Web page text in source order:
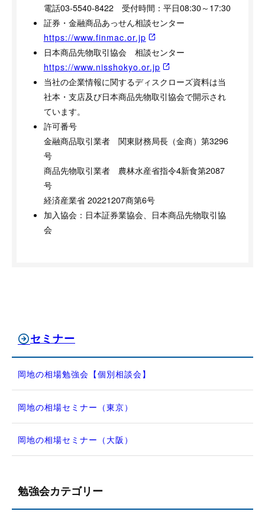
電話03-5540-8422 受付時間：平日08:30～17:30
証券・金融商品あっせん相談センター
https://www.finmac.or.jp
日本商品先物取引協会 相談センター
https://www.nisshokyo.or.jp
当社の企業情報に関するディスクローズ資料は当
社本・支店及び日本商品先物取引協会で開示され
ています。
許可番号
金融商品取引業者 関東財務局長（金商）第3296
号
商品先物取引業者 農林水産省指令4新食第2087
号
経済産業省 20221207商第6号
加入協会：日本証券業協会、日本商品先物取引協
会
セミナー
岡地の相場勉強会【個別相談会】
岡地の相場セミナー（東京）
岡地の相場セミナー（大阪）
勉強会カテゴリー